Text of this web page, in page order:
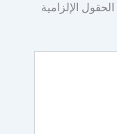
الحقول الإلزامية